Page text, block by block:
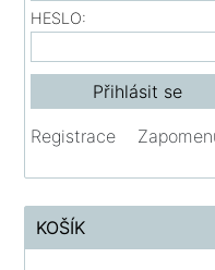
HESLO:
Registrace
KOŠÍK